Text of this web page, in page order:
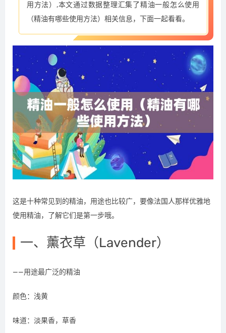
用方法）,本文通过数据整理汇集了精油一般怎么使用
（精油有哪些使用方法）相关信息，下面一起看看。
这是十种常见到的精油，用途也比较广，要像法国人那样优雅地
使用精油，了解它们是第一步哦。
一、薰衣草（Lavender）
——用途最广泛的精油
颜色：浅黄
味道：淡果香，草香